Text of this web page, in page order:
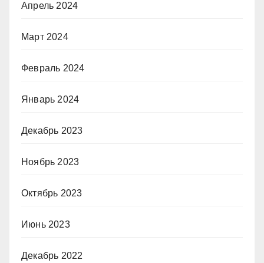
Апрель 2024
Март 2024
Февраль 2024
Январь 2024
Декабрь 2023
Ноябрь 2023
Октябрь 2023
Июнь 2023
Декабрь 2022